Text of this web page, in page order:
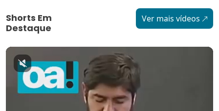
Shorts Em
Destaque
Ver mais vídeos